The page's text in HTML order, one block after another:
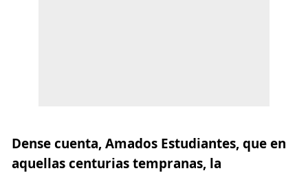
Dense cuenta, Amados Estudiantes, que en
aquellas centurias tempranas, la